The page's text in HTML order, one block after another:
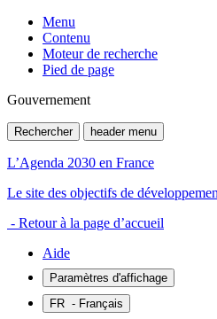
Menu
Contenu
Moteur de recherche
Pied de page
Gouvernement
Rechercher header menu
L’Agenda 2030 en France
Le site des objectifs de
- Retour à la page d’accueil
Aide
Paramètres d'affichage
FR - Français